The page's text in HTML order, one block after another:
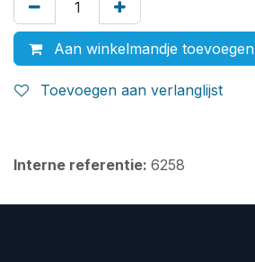
Aan winkelmandje toevoegen
Toevoegen aan verlanglijst
Interne referentie: 6258